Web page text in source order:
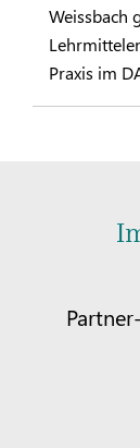
Weissbach
Praxis im